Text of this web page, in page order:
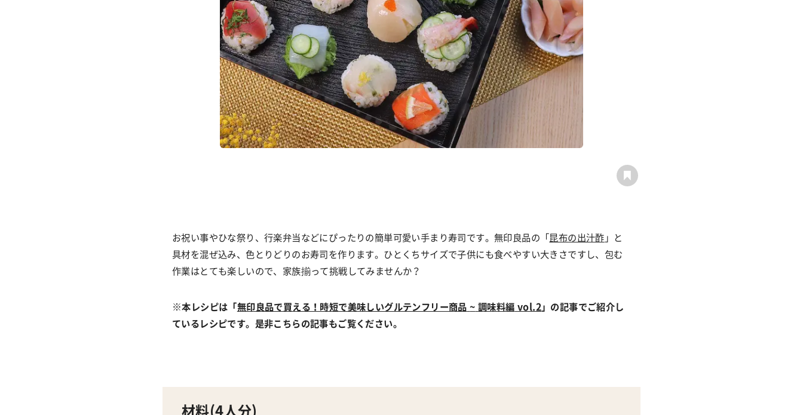
お祝い事やひな祭り、行楽弁当などにぴったりの簡単可愛い手まり寿司です。無印良品の「 昆布の出汁酢 」と
具材を混ぜ込み、色とりどりのお寿司を作ります。ひとくちサイズで子供にも食べやすい大きさですし、包む
作業はとても楽しいので、家族揃って挑戦してみませんか？
※本レシピは「無印良品で買える！時短で美味しいグルテンフリー商品 ~ 調味料編 vol.2 」の記事でご紹介し
ているレシピです。是非こちらの記事もご覧ください。
材料(4人分)